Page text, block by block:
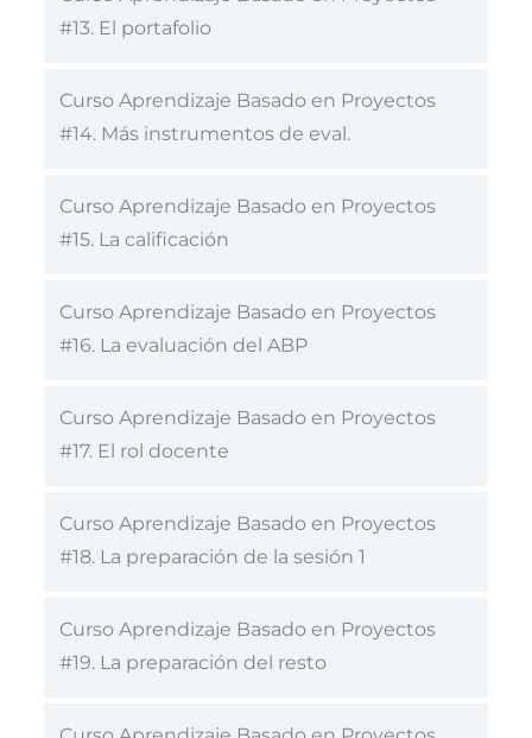
#13. El portafolio
Curso Aprendizaje Basado en Proyectos
#14. Más instrumentos de eval.
Curso Aprendizaje Basado en Proyectos
#15. La calificación
Curso Aprendizaje Basado en Proyectos
#16. La evaluación del ABP
Curso Aprendizaje Basado en Proyectos
#17. El rol docente
Curso Aprendizaje Basado en Proyectos
#18. La preparación de la sesión 1
Curso Aprendizaje Basado en Proyectos
#19. La preparación del resto